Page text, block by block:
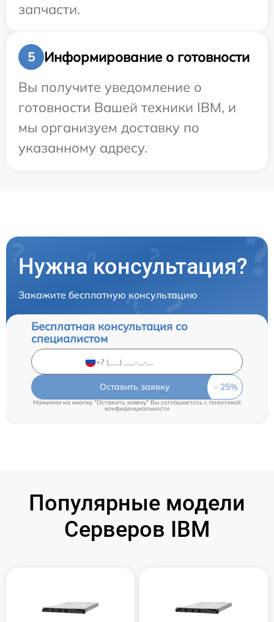
запчасти.
5
Информирование о готовности
Вы получите уведомление о
готовности Вашей техники IBM, и
мы организуем доставку по
указанному адресу.
Нужна консультация?
Закажите бесплатную консультацию
Бесплатная консультация со
специалистом
Оставить заявку
Нажимая на кнопку "Оставить заявку" Вы соглашаетесь c политикой
конфиденциальности
Популярные модели
Серверов IBM